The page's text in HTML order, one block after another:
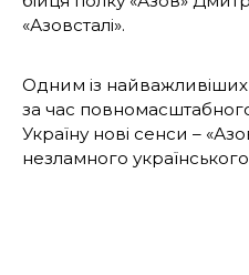
«Азовсталі».
Одним із найважливіших
за час
Україну нові сенси –
незламного